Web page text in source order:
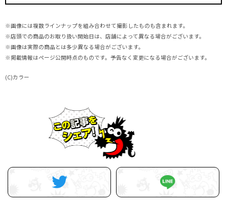
※画像には複数ラインナップを組み合わせて撮影したものも含まれます。
※店頭での商品のお取り扱い開始日は、店舗によって異なる場合がございます。
※画像は実際の商品とは多少異なる場合がございます。
※掲載情報はページ公開時点のものです。予告なく変更になる場合がございます。
(C)カラー